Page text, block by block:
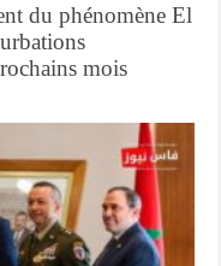
du phénomène El
mois